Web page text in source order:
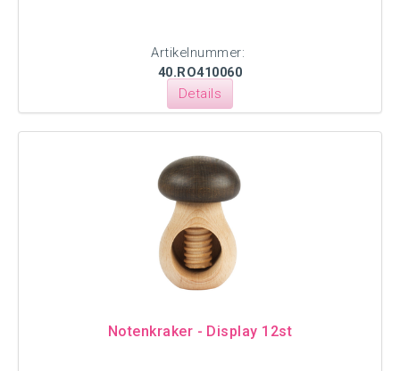
Artikelnummer:
40.RO410060
Details
Notenkraker - Display 12st